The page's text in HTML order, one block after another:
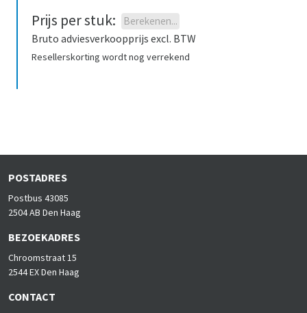
Prijs per stuk: Berekenen...
Bruto adviesverkoopprijs excl. BTW
Resellerskorting wordt nog verrekend
POSTADRES
Postbus 43085
2504 AB Den Haag
BEZOEKADRES
Chroomstraat 15
2544 EX Den Haag
CONTACT